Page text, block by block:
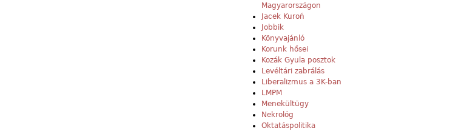
Magyarországon
Jacek Kuroń
Jobbik
Könyvajánló
Korunk hősei
Kozák Gyula posztok
Levéltári zabrálás
Liberalizmus a 3K-ban
LMPM
Menekültügy
Nekrológ
Oktatáspolitika